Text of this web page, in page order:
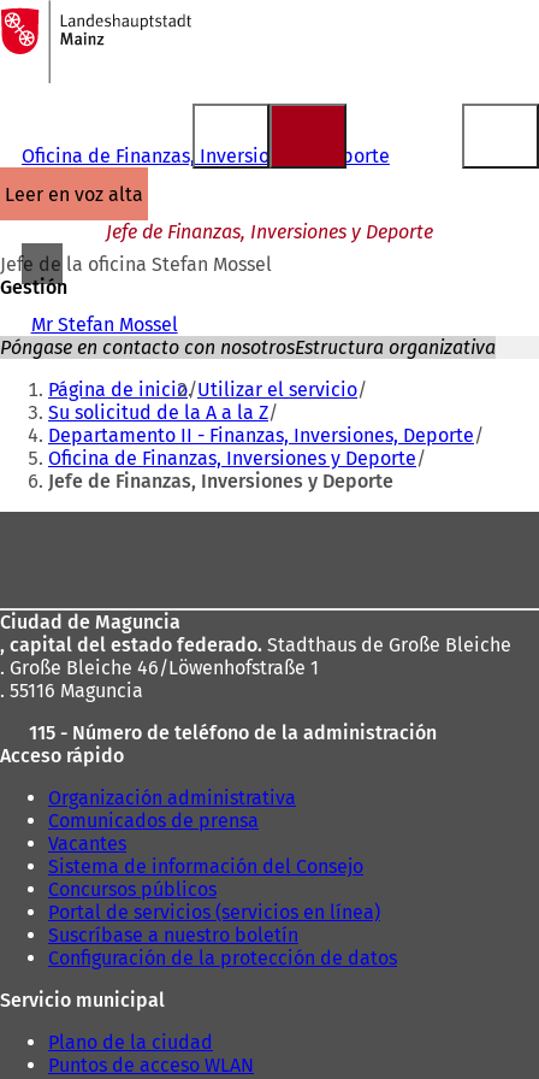
Saltar al contenido
A
la
página
Oficina de Finanzas, Inversiones y Deporte
leer en voz alta
Jefe de Finanzas, Inversiones y Deporte
Jefe de la oficina Stefan Mossel
Gestión
Mr Stefan Mossel
Póngase en contacto con nosotrosEstructura organizativa
Estás
aquí:
Página de inicio Utilizar el servicio
Su solicitud de la A a la Z
Departamento II - Finanzas, Inversiones, Deporte
Oficina de Finanzas, Inversiones y Deporte
Jefe de Finanzas, Inversiones y Deporte
pies
Ciudad de Maguncia
, capital del estado federado. Stadthaus de Große Bleiche
. Große Bleiche 46/Löwenhofstraße 1
. 55116 Maguncia
115 - Número de teléfono de la administración
Acceso rápido
Organización administrativa
Comunicados de prensa
Vacantes
Sistema de información del Consejo
Concursos públicos
Portal de servicios (servicios en línea)
Suscríbase a nuestro boletín
Configuración de la protección de datos
Servicio municipal
Plano de la ciudad
Puntos de acceso WLAN